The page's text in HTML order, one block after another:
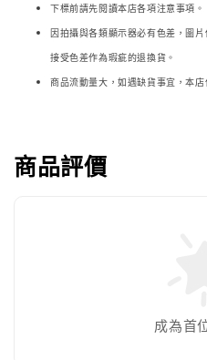
下標前請先閱讀本店各項注意事項。
因拍攝與各類顯示器必有色差，圖
接受色差作為瑕疵的退換貨。
商品流動量大，如遇缺貨事宜，本
商品評價
成為首